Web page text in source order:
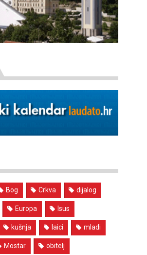
Bog Crkva dijalog
Europa Isus
kušnja laici mladi
Mostar obitelj